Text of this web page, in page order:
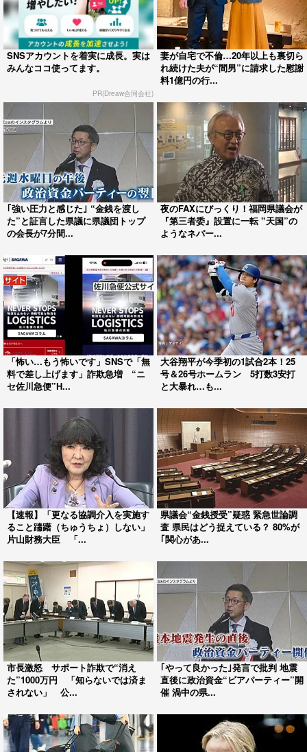
SNSアカウントを着実に成長。実は
みんなココ使ってます。
PR(Dreaw合同会社)
妻が自宅で不倫…20年以上も裏切ら
れ続けた夫が“間男”に請求した慰謝
料1億円の行...
｢強い圧力と感じた｣ “金銭を渡し
た”と証言した県議に県議団トップ
の会長が7分間...
夜のFAXにびっくり！福岡県議会が
『第三者委』設置に一転 ‟天国”の
ようなネパー...
「怖い…もう怖いです」SNSで「無
料で差し上げます」詐欺急増 “ニ
セ佐川急便”H...
大谷翔平が今季初の1試合2本！25
号＆26号ホームラン 5打数3安打
と大暴れ…も...
【速報】「更なる協調介入を実施す
ること躊躇（ちゅうちょ）しない」
片山財務大臣 「...
県議会“金銭授受”疑惑 緊急世論調
査 県民はどう捉えている？ 80%が
｢関心があ...
市長激怒 サポート詐欺で“消え
た”1000万円 「知らないでは済ま
されない」 公...
｢やって良かった｣発言で批判 地震
直後に政治資金“ビアパーティー”開
催 渦中の県...